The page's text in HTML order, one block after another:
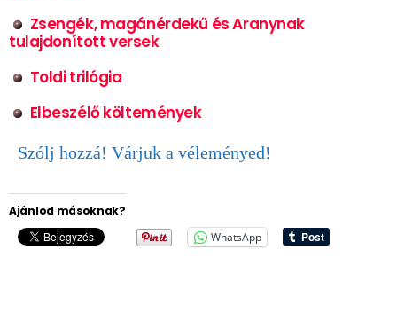
Zsengék, magánérdekű és Aranynak
tulajdonított versek
Toldi trilógia
Elbeszélő költemények
Szólj hozzá! Várjuk a véleményed!
Ajánlod másoknak?
WhatsApp